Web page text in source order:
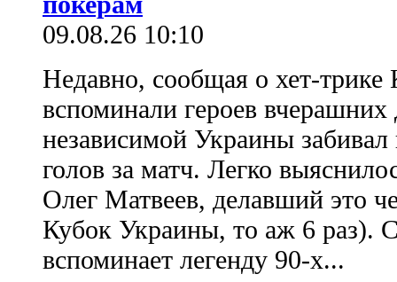
09.08.26 10:10
Недавно, сообщая о хет-
вспоминали героев
независимой Украины
голов за матч. Легко
Олег Матвеев, делавший это
Кубок Украины, то аж 6 раз).
вспоминает легенду 90-х...